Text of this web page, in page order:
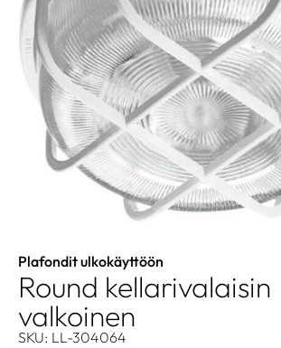
Plafondit ulkokäyttöön
Round kellarivalaisin
valkoinen
SKU: LL-304064